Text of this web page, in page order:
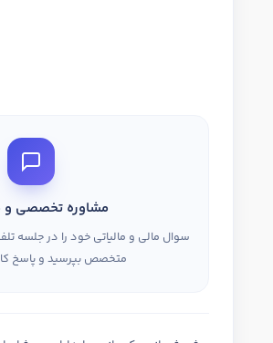
مشاوره تخصصی و
سوال مالی و مالیاتی خود را در جلسه
متخصص بپرسید و پاسخ